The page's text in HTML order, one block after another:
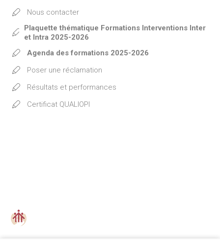
Nous contacter
Plaquette thématique Formations Interventions Inter
et Intra 2025-2026
Agenda des formations 2025-2026
Poser une réclamation
Résultats et performances
Certificat QUALIOPI